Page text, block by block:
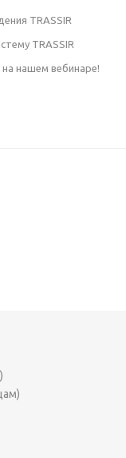
TRASSIR
TRASSIR
нашем вебинаре!